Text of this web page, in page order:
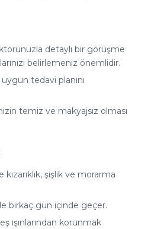
detaylı bir görüşme
belirlemeniz önemlidir.
tedavi planını
temiz ve makyajsız olması
şişlik ve morarma
birkaç gün içinde geçer.
ışınlarından korunmak